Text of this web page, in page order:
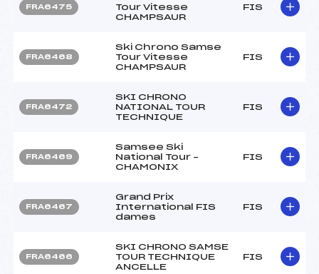
FRA6475
Tour Vitesse
CHAMPSAUR
FIS
FRA6468
Ski Chrono Samse
Tour Vitesse
CHAMPSAUR
FIS
FRA6472
SKI CHRONO
NATIONAL TOUR
TECHNIQUE
FIS
FRA6469
Samsee Ski
National Tour –
CHAMONIX
FIS
FRA6467
Grand Prix
International FIS
dames
FIS
FRA6466
SKI CHRONO SAMSE
TOUR TECHNIQUE
ANCELLE
FIS